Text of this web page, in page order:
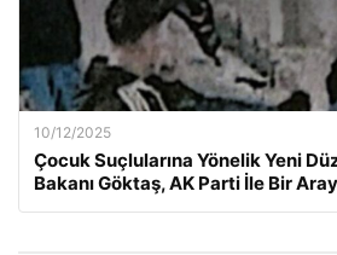
10/12/2025
Çocuk Suçlularına Yönelik Yeni
Bakanı Göktaş, AK Parti İle Bir